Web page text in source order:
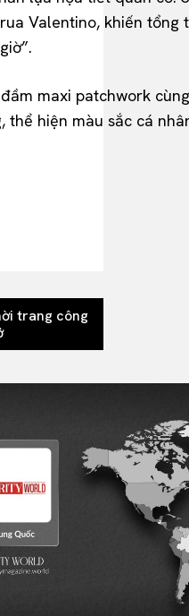
Valentino, khiến tổng
maxi patchwork
hiện màu sắc cá
trang công